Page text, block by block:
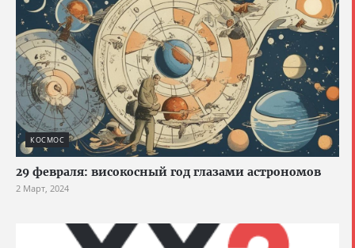
КОСМОС
29 февраля: високосный год глазами астрономов
2 Март, 2024